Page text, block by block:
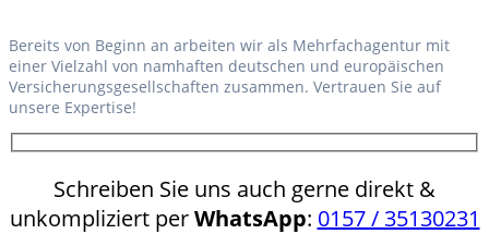
Bereits von Beginn an arbeiten wir als Mehrfachagentur mit
einer Vielzahl von namhaften deutschen und europäischen
Versicherungsgesellschaften zusammen. Vertrauen Sie auf
unsere Expertise!
Schreiben Sie uns auch gerne direkt &
unkompliziert perWhatsApp: 0157 / 35130231